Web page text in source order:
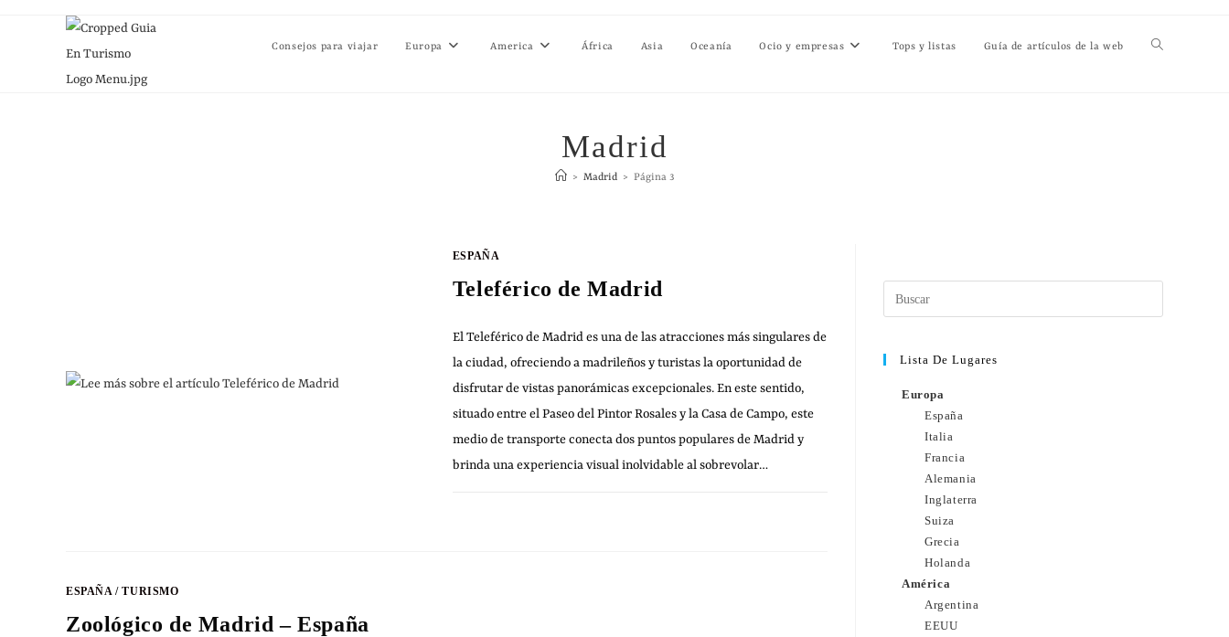
Consejos para viajar Europa America África Asia Oceanía Ocio y empresas Tops y listas Guía de artículos de la web
Madrid
> Madrid > Página 3
ESPAÑA
Teleférico de Madrid
El Teleférico de Madrid es una de las atracciones más singulares de
la ciudad, ofreciendo a madrileños y turistas la oportunidad de
disfrutar de vistas panorámicas excepcionales. En este sentido,
situado entre el Paseo del Pintor Rosales y la Casa de Campo, este
medio de transporte conecta dos puntos populares de Madrid y
brinda una experiencia visual inolvidable al sobrevolar…
ESPAÑA/TURISMO
Zoológico de Madrid – España
Lista De Lugares
Europa
España
Italia
Francia
Alemania
Inglaterra
Suiza
Grecia
Holanda
América
Argentina
EEUU